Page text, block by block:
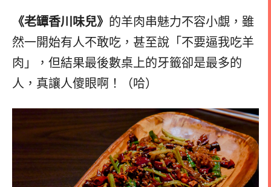
《老罈香川味兒》 的羊肉串魅力不容小覷，雖
然一開始有人不敢吃，甚至說「不要逼我吃羊
肉」，但結果最後數桌上的牙籤卻是最多的
人，真讓人傻眼啊！（哈）